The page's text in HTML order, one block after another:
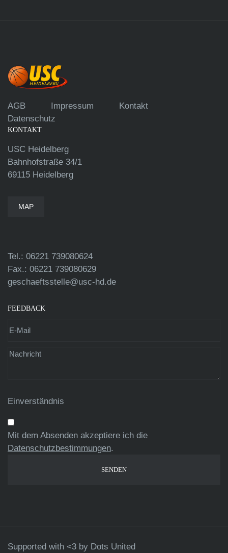
AGB Impressum
Kontakt
Datenschutz
KONTAKT
USC Heidelberg
Bahnhofstraße 34/1
69115 Heidelberg
MAP
Tel.: 06221 739080624
Fax.: 06221 739080629
geschaeftsstelle@usc-hd.de
FEEDBACK
Einverständnis
Mit dem Absenden akzeptiere ich die
Datenschutzbestimmungen.
Supported with <3 by Dots United